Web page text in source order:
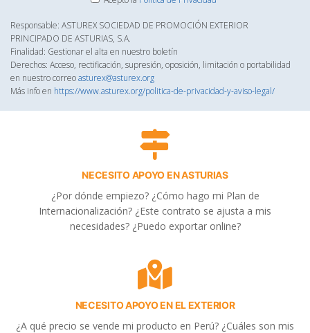
Responsable: ASTUREX SOCIEDAD DE PROMOCIÓN EXTERIOR
PRINCIPADO DE ASTURIAS, S.A.
Finalidad: Gestionar el alta en nuestro boletín
Derechos: Acceso, rectificación, supresión, oposición, limitación o portabilidad
en nuestro correoasturex@asturex.org
Más info en https://www.asturex.org/politica-de-privacidad-y-aviso-legal/
NECESITO APOYO EN ASTURIAS
¿Por dónde empiezo? ¿Cómo hago mi Plan de
Internacionalización? ¿Este contrato se ajusta a mis
necesidades? ¿Puedo exportar online?
NECESITO APOYO EN EL EXTERIOR
¿A qué precio se vende mi producto en Perú? ¿Cuáles son mis